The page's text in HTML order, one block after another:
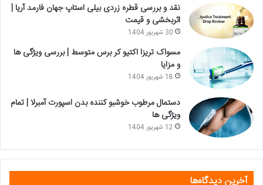
نقد و بررسی قطره زردی بیلی استاپ جهان فارمد آریا |
اثربخشی و قیمت
30 شهریور 1404
مسواک تریزا اکتیو کر برس متوسط | بررسی ویژگی ها
و مزایا
18 شهریور 1404
دستمال مرطوب خوشبو کننده بدن اسپورت آمبرلا | تمام
ویژگی ها
12 شهریور 1404
آخرین دیدگاه‌ها